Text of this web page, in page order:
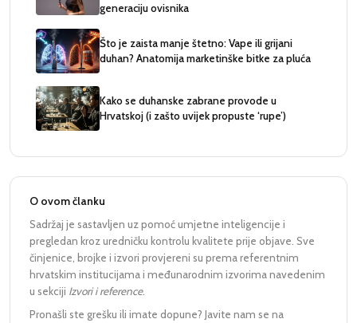
generaciju ovisnika
Što je zaista manje štetno: Vape ili grijani
duhan? Anatomija marketinške bitke za pluća
Kako se duhanske zabrane provode u
Hrvatskoj (i zašto uvijek propuste ‘rupe’)
O ovom članku
Sadržaj je sastavljen uz pomoć umjetne inteligencije i
pregledan kroz uredničku kontrolu kvalitete prije objave. Sve
činjenice, brojke i izvori provjereni su prema referentnim
hrvatskim institucijama i međunarodnim izvorima navedenim
u sekciji Izvori i reference.
Pronašli ste grešku ili imate dopune? Javite nam se na